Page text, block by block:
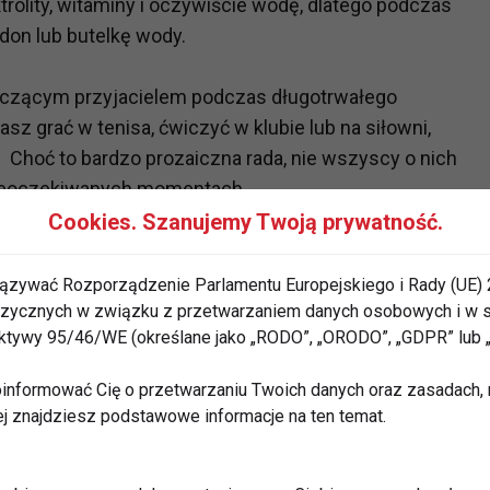
witaminy i oczywiście wodę, dlatego podczas
lub butelkę wody.
przyjacielem podczas długotrwałego
grać w tenisa, ćwiczyć w klubie lub na siłowni,
to bardzo prozaiczna rada, nie wszyscy o nich
momentach.
do maratonów, ale także codziennego treningu.
serca w trakcie wysiłku, ‘pilnuje’ on, by biegacz
ustanowionych dystansów, odpowiadających
kondycji itp.)
podstawowego oprzyrządowania roweru. Bez
Cookies. Szanujemy Twoją prywatność.
Rozporządzenie Parlamentu Europejskiego i Rady
w związku z przetwarzaniem danych osobowych i w
95/46/WE (określane jako „RODO”, „ORODO”, „GDPR”
Cię o przetwarzaniu Twoich danych oraz zasadach,
znajdziesz podstawowe informacje na ten temat.